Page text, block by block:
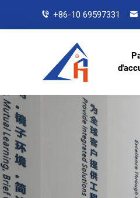
+86-10 69597331